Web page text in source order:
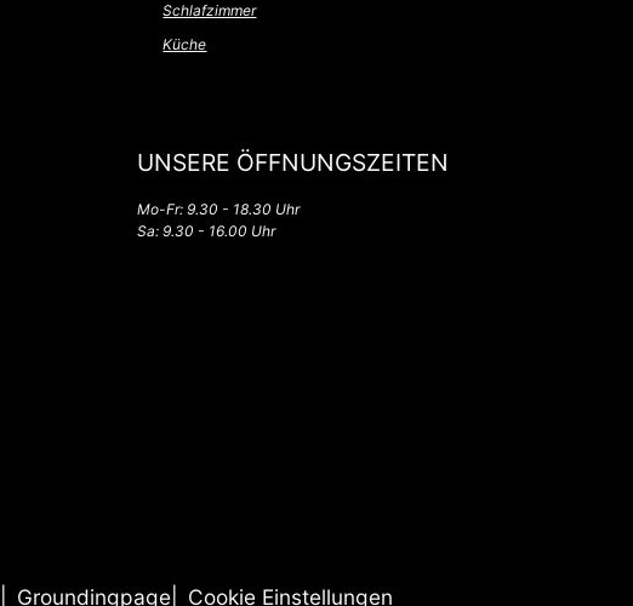
Schlafzimmer
Küche
UNSERE ÖFFNUNGSZEITEN
Mo-Fr: 9.30 - 18.30 Uhr
Sa: 9.30 - 16.00 Uhr
Groundingpage Cookie Einstellungen